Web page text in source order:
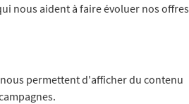
nous aident à faire évoluer nos offres
permettent d'afficher du contenu